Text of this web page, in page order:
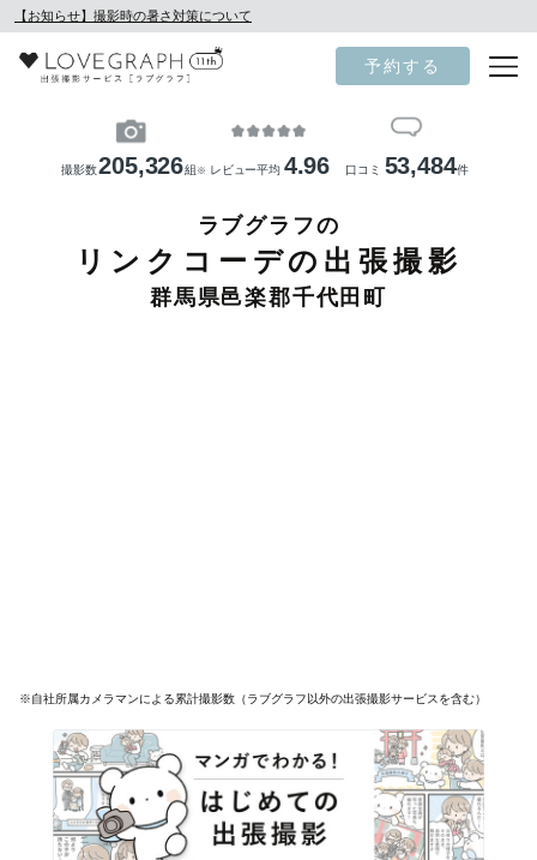
【お知らせ】撮影時の暑さ対策について
予約する
撮影数205,326組 ※ レビュー平均 4.96 口コミ 53,484件
ラブグラフの
リンクコーデの出張撮影
群馬県邑楽郡千代田町
※自社所属カメラマンによる累計撮影数（ラブグラフ以外の出張撮影サービスを含む）